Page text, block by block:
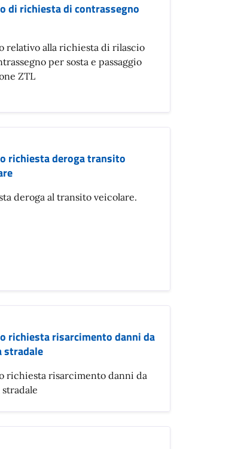
di richiesta di contrassegno
relativo alla richiesta di rilascio
per sosta e passaggio
ZTL
richiesta deroga transito
deroga al transito veicolare.
richiesta risarcimento danni da
stradale
richiesta risarcimento danni da